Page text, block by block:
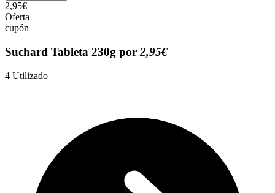
2,95€
Oferta
cupón
Suchard Tableta 230g por 2,95€
4 Utilizado